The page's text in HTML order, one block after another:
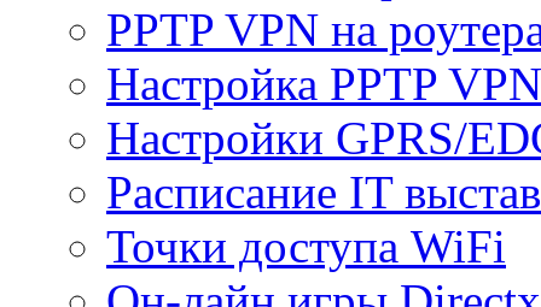
PPTP VPN на
Настройка PPTP
Настройки GPRS/
Расписание IT
Точки доступа WiFi